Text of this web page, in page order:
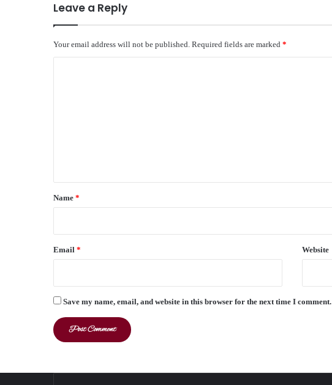
Leave a Reply
Your email address will not be published. Required fields are marked *
*
Name *
Email * Website
Save my name, email, and website in this browser for the next time I comment.